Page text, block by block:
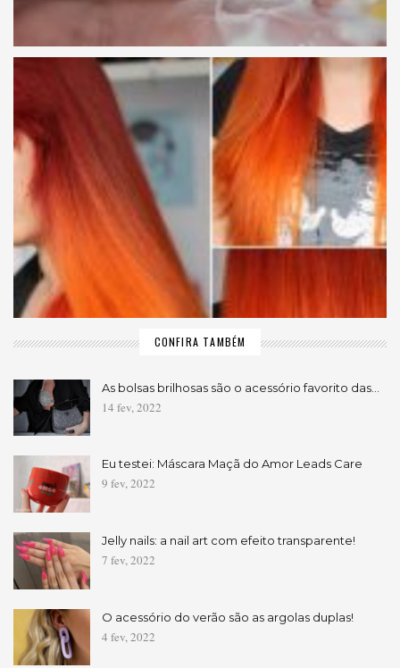
CONFIRA TAMBÉM
As bolsas brilhosas são o acessório favorito das…
14 fev, 2022
Eu testei: Máscara Maçã do Amor Leads Care
9 fev, 2022
Jelly nails: a nail art com efeito transparente!
7 fev, 2022
O acessório do verão são as argolas duplas!
4 fev, 2022